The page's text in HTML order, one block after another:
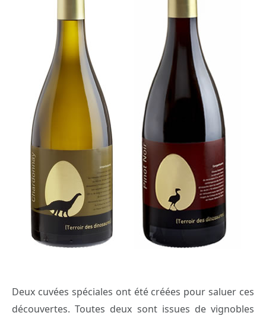
Deux cuvées spéciales ont été créées pour saluer ces
découvertes. Toutes deux sont issues de vignobles